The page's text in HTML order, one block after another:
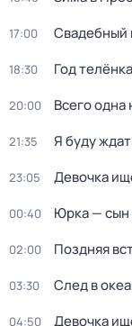
17:00 Свадебный
18:30 Год телёнка
20:00 Всего одна
21:35 Я буду
23:05 Девочка
00:40 Юрка — сын
02:00 Поздняя
03:30 След в
04:50 Девочка